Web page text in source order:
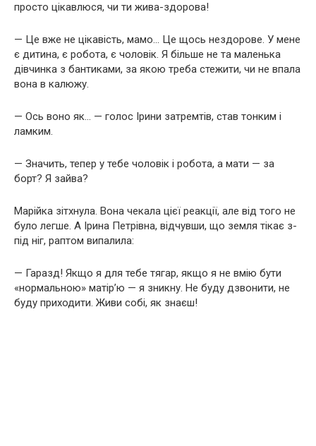
просто цікавлюся, чи ти жива-здорова!
— Це вже не цікавість, мамо… Це щось нездорове. У мене
є дитина, є робота, є чоловік. Я більше не та маленька
дівчинка з бантиками, за якою треба стежити, чи не впала
вона в калюжу.
— Ось воно як… — голос Ірини затремтів, став тонким і
ламким.
— Значить, тепер у тебе чоловік і робота, а мати — за
борт? Я зайва?
Марійка зітхнула. Вона чекала цієї реакції, але від того не
було легше. А Ірина Петрівна, відчувши, що земля тікає з-
під ніг, раптом випалила:
— Гаразд! Якщо я для тебе тягар, якщо я не вмію бути
«нормальною» матір’ю — я зникну. Не буду дзвонити, не
буду приходити. Живи собі, як знаєш!